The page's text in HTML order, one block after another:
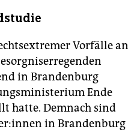
Vorfälle an
in Brandenburg
Ende
hatte. Demnach sind
in Brandenburg